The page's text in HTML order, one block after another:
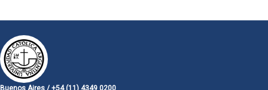
Buenos Aires / +54 (11) 4349 0200